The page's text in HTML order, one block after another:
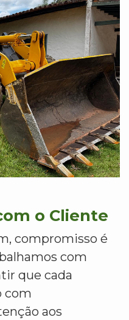
o Cliente
compromisso é
com
que cada
com
aos